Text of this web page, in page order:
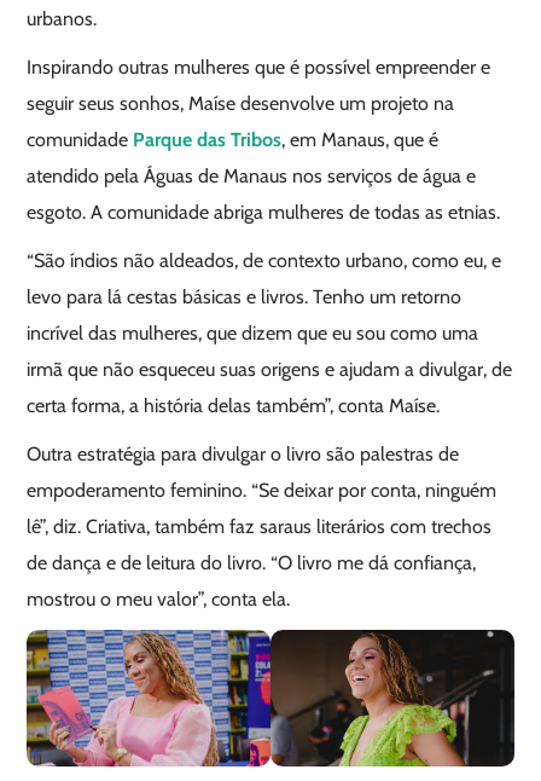
urbanos.
Inspirando outras mulheres que é possível empreender e
seguir seus sonhos, Maíse desenvolve um projeto na
comunidade Parque das Tribos, em Manaus, que é
atendido pela Águas de Manaus nos serviços de água e
esgoto. A comunidade abriga mulheres de todas as etnias.
“São índios não aldeados, de contexto urbano, como eu, e
levo para lá cestas básicas e livros. Tenho um retorno
incrível das mulheres, que dizem que eu sou como uma
irmã que não esqueceu suas origens e ajudam a divulgar, de
certa forma, a história delas também”, conta Maíse.
Outra estratégia para divulgar o livro são palestras de
empoderamento feminino. “Se deixar por conta, ninguém
lê”, diz. Criativa, também faz saraus literários com trechos
de dança e de leitura do livro. “O livro me dá confiança,
mostrou o meu valor”, conta ela.